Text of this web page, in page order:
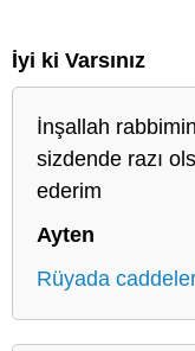
İyi ki Varsınız
İnşallah
sizdende razı
ederim
Ayten
Rüyada